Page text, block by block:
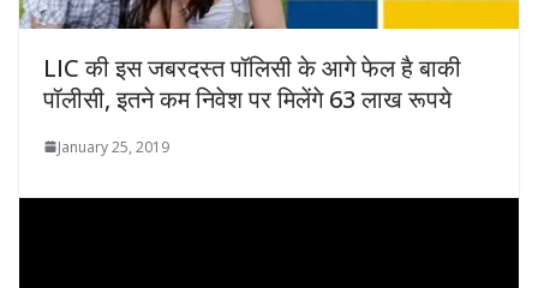
LIC की इस जबरदस्त पॉलिसी के आगे फेल है बाकी
पॉलीसी, इतने कम निवेश पर मिलेंगे 63 लाख रूपये
January 25, 2019